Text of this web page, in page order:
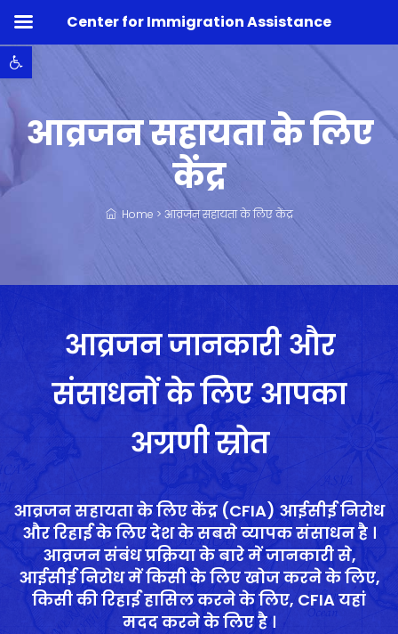
Open toolbar
आव्रजन सहायता के लिए
केंद्र
Home > आव्रजन सहायता के लिए केंद्र
आव्रजन जानकारी और
संसाधनों के लिए आपका
अग्रणी स्रोत
आव्रजन सहायता के लिए केंद्र (CFIA) आईसीई निरोध
और रिहाई के लिए देश के सबसे व्यापक संसाधन है ।
आव्रजन संबंध प्रक्रिया के बारे में जानकारी से,
आईसीई निरोध में किसी के लिए खोज करने के लिए,
किसी की रिहाई हासिल करने के लिए, CFIA यहां
मदद करने के लिए है ।
Center for Immigration Assistance